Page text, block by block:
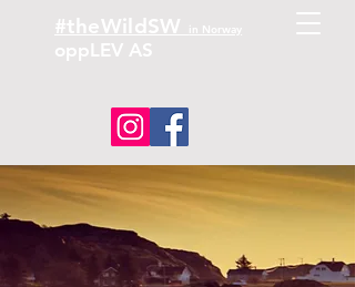
#theWildSW in Norway
oppLEV AS